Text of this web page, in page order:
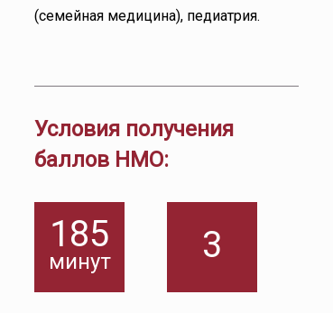
(семейная медицина), педиатрия.
Условия получения
баллов НМО:
185
минут 3